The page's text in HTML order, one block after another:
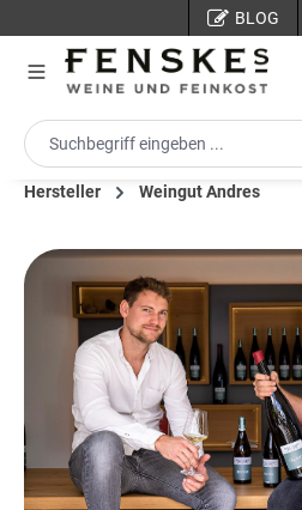
BLOG
Hersteller Weingut Andres